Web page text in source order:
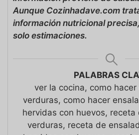
Aunque Cozinhadave.com
información nutricional
solo estimaciones.
PALABRAS
ver la cocina, como
verduras, como hacer
hervidas con huevos,
verduras, receta de